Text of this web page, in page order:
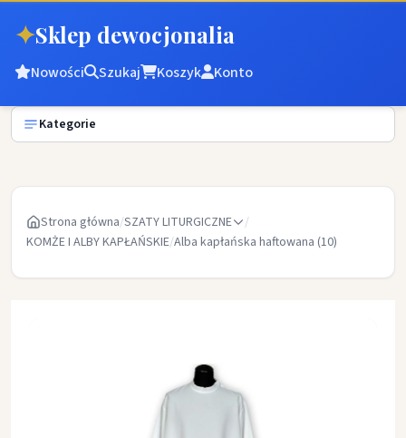
✦Sklep dewocjonalia
Nowości Szukaj Koszyk Konto
Kategorie
Strona główna/SZATY LITURGICZNE
/
KOMŻE I ALBY KAPŁAŃSKIE/Alba kapłańska haftowana (10)